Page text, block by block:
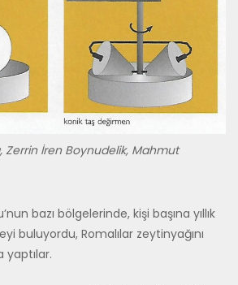
Zerrin İren Boynudelik, Mahmut
bazı bölgelerinde, kişi başına yıllık
buluyordu, Romalılar zeytinyağını
yaptılar.